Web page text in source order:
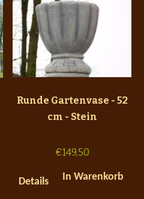
Runde Gartenvase - 52
cm - Stein
€149,50
Details In Warenkorb